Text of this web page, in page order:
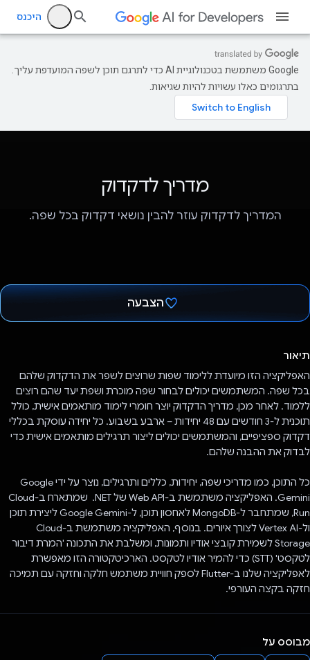
היכנס
‫Google משתמשת בטכנולוגיית AI כדי לתרגם תוכן לשפה המועדפת עליך.
בתרגומים כאלו עשויות להיות שגיאות.
מדריך לדקדוק
המדריך לדקדוק עוזר להבין נושאי דקדוק בכל שפה.
הצבעה
תיאור
האפליקציה הזו מיועדת ללימוד שפות שרוצים לשפר את הדקדוק שלהם
בכל שפה. המשתמשים יכולים לבחור שפה מוכרת ושפת יעד שהם רוצים
ללמוד. לאחר מכן, מדריך הדקדוק יוצר חומרי לימוד מותאמים אישית, כולל
תוכנית ל-3 חודשים עם 48 יחידות – ארבע בשבוע. כל יחידה עוסקת בכללי
דקדוק ספציפיים, והמשתמשים יכולים ליצור תרגילים מותאמים אישית כדי
לבדוק את ההבנה שלהם.
כל התוכן, כמו מדריכי שפה, יחידות, כללים ותרגילים, נוצר על ידי Google
Gemini. האפליקציה משתמשת ב-Web API של ‎ .NET שמתארח ב-Cloud
Run, שמתחבר ל-MongoDB לאחסון תוכן, ל-Google Gemini ליצירת תוכן
ול-Vertex AI לצורך איורים. בנוסף, האפליקציה משתמשת ב-Cloud
Storage לשמירת קובצי אודיו ותמונות, ומשלבת את התכונה 'המרת דיבור
לטקסט' (STT) כדי להמיר אודיו לטקסט. הארכיטקטורה הזו מאפשרת
לאפליקציה שלנו ב-Flutter לספק חוויית משתמש חלקה וחזקה עם תמיכה
חזקה בקצה העורפי.
מבוסס על